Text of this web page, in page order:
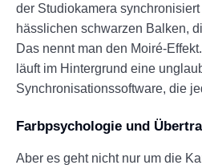
der Studiokamera
hässlichen schwarzen Balken,
Das nennt man den Moiré-
läuft im Hintergrund eine
Synchronisationssoftware, die
Farbpsychologie und
Aber es geht nicht nur um die